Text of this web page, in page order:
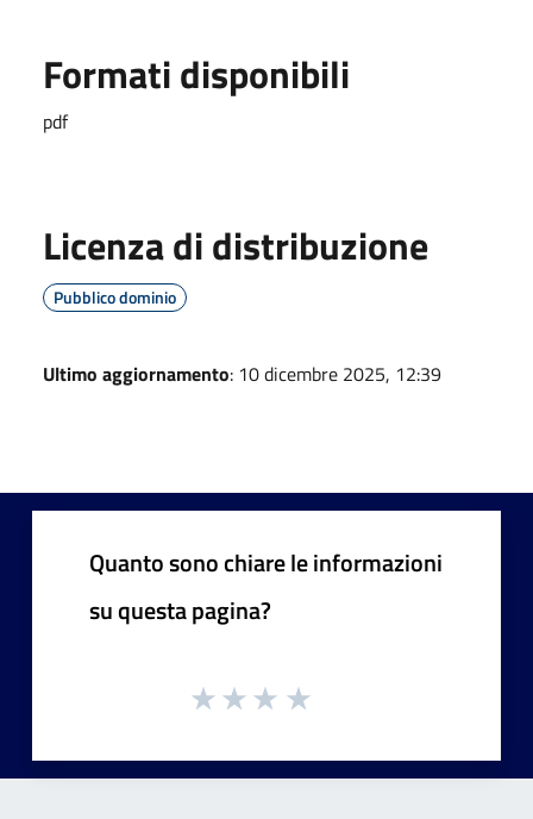
Formati disponibili
pdf
Licenza di distribuzione
Pubblico dominio
Ultimo aggiornamento: 10 dicembre 2025, 12:39
Quanto sono chiare le informazioni
su questa pagina?